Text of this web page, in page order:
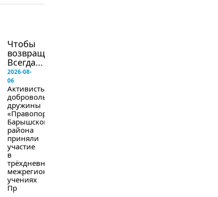
Чтобы
возвращались.
Всегда...
2026-08-
06
Активисты
добровольной
дружины
«Правопорядок»
Барышского
района
приняли
участие
в
трёхдневных
межрегиональных
учениях
Пр